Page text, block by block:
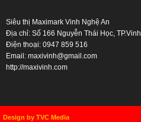
Siêu thị Maximark Vinh Nghệ An
Địa chỉ: Số 166 Nguyễn Thái Học, TP.Vinh
Điện thoại: 0947 859 516
Email: maxivinh@gmail.com
http://maxivinh.com
Design by TVC Media